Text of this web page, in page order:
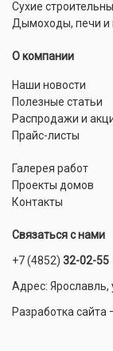
Сухие
Дымоходы, печи и
О компании
Наши новости
Полезные статьи
Распродажи и
Прайс-листы
Галерея работ
Проекты домов
Контакты
Связаться с нами
+7 (4852) 32-02-55
Адрес: Ярославль,
Разработка сайта